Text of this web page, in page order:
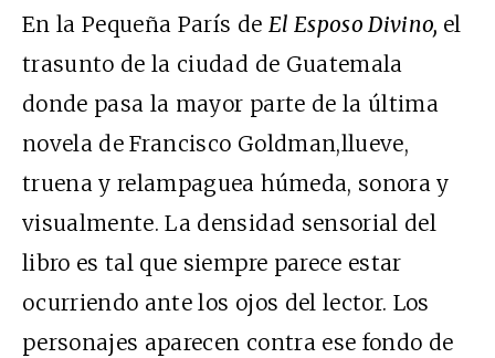
En la Pequeña París de El Esposo Divino, el
trasunto de la ciudad de Guatemala
donde pasa la mayor parte de la última
novela de Francisco Goldman,llueve,
truena y relampaguea húmeda, sonora y
visualmente. La densidad sensorial del
libro es tal que siempre parece estar
ocurriendo ante los ojos del lector. Los
personajes aparecen contra ese fondo de